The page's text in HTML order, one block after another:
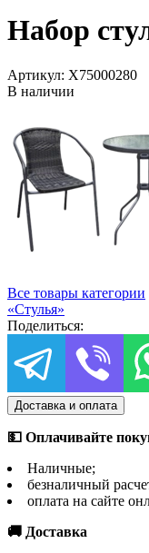
Набор
Артикул: X75000280
В наличии
Все товары категории
«Стулья»
Поделиться:
Доставка и оплата
💵 Оплачивайте
Наличные;
безналичный
оплата на сайте
🚚 Доставка